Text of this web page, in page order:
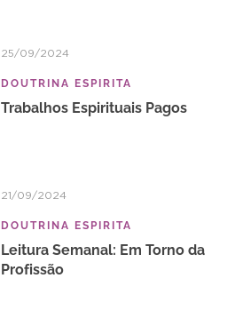
25/09/2024
DOUTRINA ESPIRITA
Trabalhos Espirituais Pagos
21/09/2024
DOUTRINA ESPIRITA
Leitura Semanal: Em Torno da
Profissão